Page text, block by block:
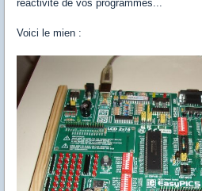
réactivité de vos programmes...
Voici le mien :